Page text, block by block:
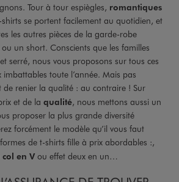
Tour à tour espiègles, romantiques
se portent facilement au quotidien, et
les autres pièces de la garde-robe
un short. Conscients que les familles
serré, nous vous proposons sur tous ces
imbattables toute l’année. Mais pas
renier la qualité : au contraire ! Sur
et de la qualité, nous mettons aussi un
proposer la plus grande diversité
forcément le modèle qu’il vous faut
de t-shirts fille à prix abordables :,
col en Vou effet deux en un…